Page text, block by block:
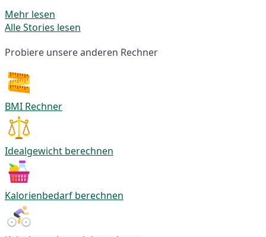
Mehr lesen
Alle Stories lesen
Probiere unsere anderen Rechner
BMI Rechner
Idealgewicht berechnen
Kalorienbedarf berechnen